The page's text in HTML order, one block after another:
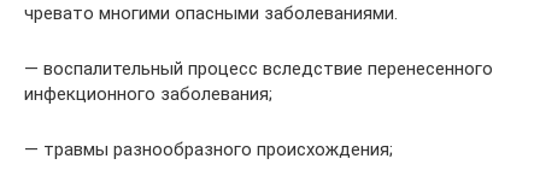
чревато многими опасными заболеваниями.
— воспалительный процесс вследствие перенесенного
инфекционного заболевания;
— травмы разнообразного происхождения;